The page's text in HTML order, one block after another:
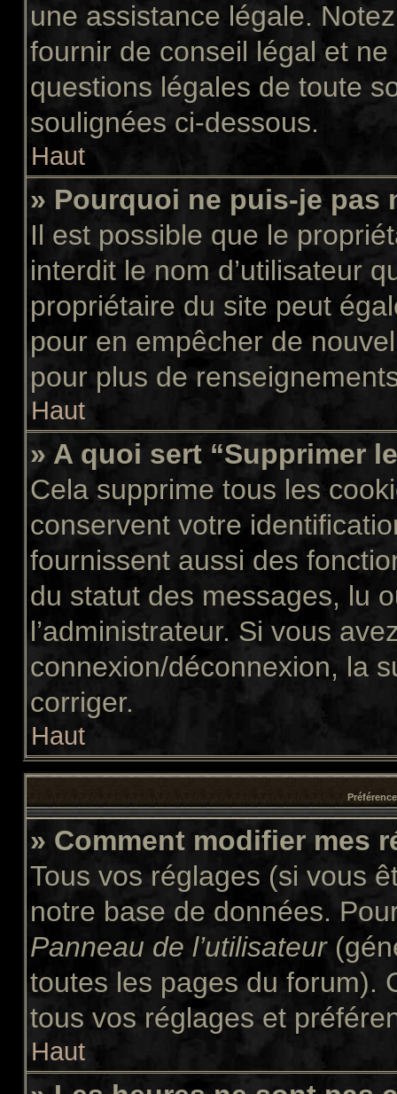
une assistance légale.
fournir de conseil légal et
questions légales de toute
soulignées ci-dessous.
Haut
» Pourquoi ne puis-je pas
Il est possible que le
interdit le nom d’utilisateur
propriétaire du site peut
pour en empêcher de
pour plus de
Haut
» A quoi sert “Supprimer
Cela supprime tous les
conservent votre
fournissent aussi des
du statut des messages, lu
l’administrateur. Si vous
connexion/déconnexion, la
corriger.
Haut
» Comment modifier mes
Tous vos réglages (si vous
notre base de données.
Panneau de l’utilisateur
toutes les pages du forum).
tous vos réglages et
Haut